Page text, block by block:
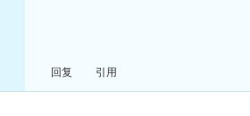
回复 引用